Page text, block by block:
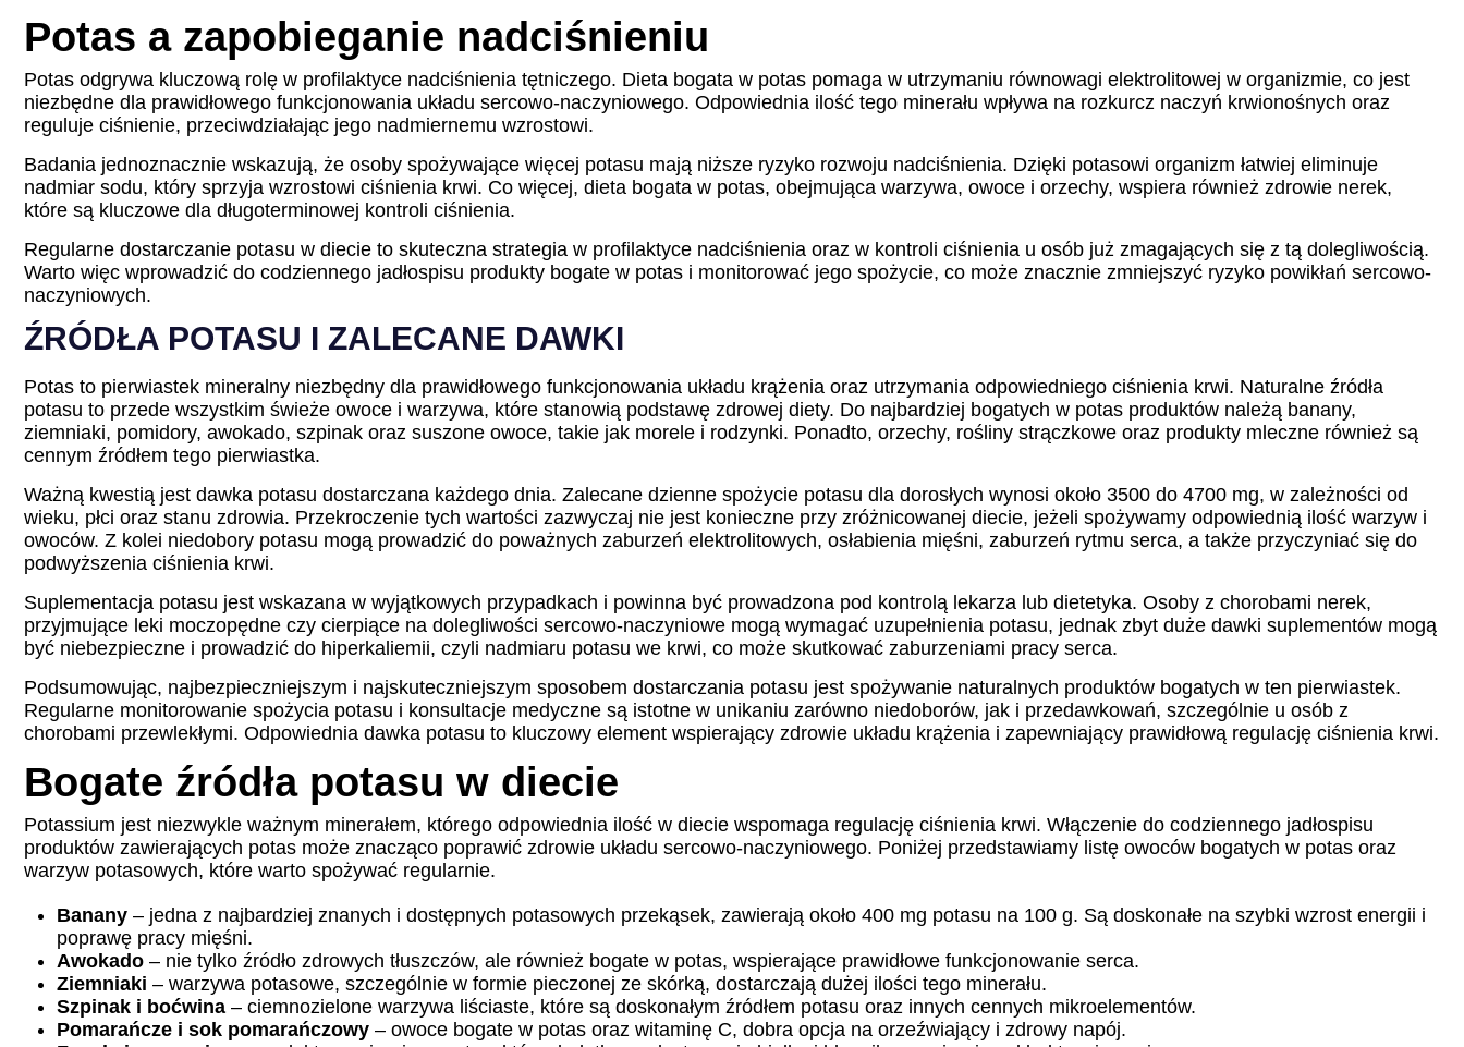
Potas a zapobieganie nadciśnieniu
Potas odgrywa kluczową rolę w profilaktyce nadciśnienia tętniczego. Dieta bogata w potas pomaga w utrzymaniu równowagi elektrolitowej w organizmie, co jest
niezbędne dla prawidłowego funkcjonowania układu sercowo-naczyniowego. Odpowiednia ilość tego minerału wpływa na rozkurcz naczyń krwionośnych oraz
reguluje ciśnienie, przeciwdziałając jego nadmiernemu wzrostowi.
Badania jednoznacznie wskazują, że osoby spożywające więcej potasu mają niższe ryzyko rozwoju nadciśnienia. Dzięki potasowi organizm łatwiej eliminuje
nadmiar sodu, który sprzyja wzrostowi ciśnienia krwi. Co więcej, dieta bogata w potas, obejmująca warzywa, owoce i orzechy, wspiera również zdrowie nerek,
które są kluczowe dla długoterminowej kontroli ciśnienia.
Regularne dostarczanie potasu w diecie to skuteczna strategia w profilaktyce nadciśnienia oraz w kontroli ciśnienia u osób już zmagających się z tą dolegliwością.
Warto więc wprowadzić do codziennego jadłospisu produkty bogate w potas i monitorować jego spożycie, co może znacznie zmniejszyć ryzyko powikłań sercowo-
naczyniowych.
ŹRÓDŁA POTASU I ZALECANE DAWKI
Potas to pierwiastek mineralny niezbędny dla prawidłowego funkcjonowania układu krążenia oraz utrzymania odpowiedniego ciśnienia krwi. Naturalne źródła
potasu to przede wszystkim świeże owoce i warzywa, które stanowią podstawę zdrowej diety. Do najbardziej bogatych w potas produktów należą banany,
ziemniaki, pomidory, awokado, szpinak oraz suszone owoce, takie jak morele i rodzynki. Ponadto, orzechy, rośliny strączkowe oraz produkty mleczne również są
cennym źródłem tego pierwiastka.
Ważną kwestią jest dawka potasu dostarczana każdego dnia. Zalecane dzienne spożycie potasu dla dorosłych wynosi około 3500 do 4700 mg, w zależności od
wieku, płci oraz stanu zdrowia. Przekroczenie tych wartości zazwyczaj nie jest konieczne przy zróżnicowanej diecie, jeżeli spożywamy odpowiednią ilość warzyw i
owoców. Z kolei niedobory potasu mogą prowadzić do poważnych zaburzeń elektrolitowych, osłabienia mięśni, zaburzeń rytmu serca, a także przyczyniać się do
podwyższenia ciśnienia krwi.
Suplementacja potasu jest wskazana w wyjątkowych przypadkach i powinna być prowadzona pod kontrolą lekarza lub dietetyka. Osoby z chorobami nerek,
przyjmujące leki moczopędne czy cierpiące na dolegliwości sercowo-naczyniowe mogą wymagać uzupełnienia potasu, jednak zbyt duże dawki suplementów mogą
być niebezpieczne i prowadzić do hiperkaliemii, czyli nadmiaru potasu we krwi, co może skutkować zaburzeniami pracy serca.
Podsumowując, najbezpieczniejszym i najskuteczniejszym sposobem dostarczania potasu jest spożywanie naturalnych produktów bogatych w ten pierwiastek.
Regularne monitorowanie spożycia potasu i konsultacje medyczne są istotne w unikaniu zarówno niedoborów, jak i przedawkowań, szczególnie u osób z
chorobami przewlekłymi. Odpowiednia dawka potasu to kluczowy element wspierający zdrowie układu krążenia i zapewniający prawidłową regulację ciśnienia krwi.
Bogate źródła potasu w diecie
Potassium jest niezwykle ważnym minerałem, którego odpowiednia ilość w diecie wspomaga regulację ciśnienia krwi. Włączenie do codziennego jadłospisu
produktów zawierających potas może znacząco poprawić zdrowie układu sercowo-naczyniowego. Poniżej przedstawiamy listę owoców bogatych w potas oraz
warzyw potasowych, które warto spożywać regularnie.
Banany – jedna z najbardziej znanych i dostępnych potasowych przekąsek, zawierają około 400 mg potasu na 100 g. Są doskonałe na szybki wzrost energii i
poprawę pracy mięśni.
Awokado – nie tylko źródło zdrowych tłuszczów, ale również bogate w potas, wspierające prawidłowe funkcjonowanie serca.
Ziemniaki – warzywa potasowe, szczególnie w formie pieczonej ze skórką, dostarczają dużej ilości tego minerału.
Szpinak i boćwina – ciemnozielone warzywa liściaste, które są doskonałym źródłem potasu oraz innych cennych mikroelementów.
Pomarańcze i sok pomarańczowy – owoce bogate w potas oraz witaminę C, dobra opcja na orzeźwiający i zdrowy napój.